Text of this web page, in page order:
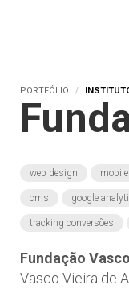
PORTFÓLIO
web design mobile
cms google
tracking conversões
Fundação
Vasco Vieira de